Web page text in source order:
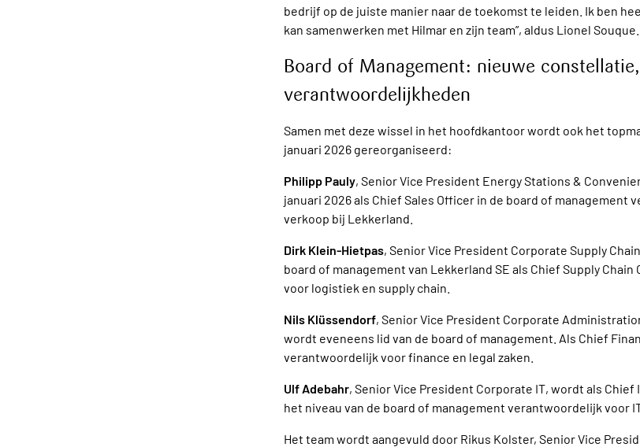
bedrijf op de juiste manier naar de toekomst te leiden. Ik ben
kan samenwerken met Hilmar en zijn team”, aldus Lionel Souque.
Board of Management: nieuwe
verantwoordelijkheden
Samen met deze wissel in het hoofdkantoor wordt ook het
januari 2026 gereorganiseerd:
Philipp Pauly, Senior Vice President Energy Stations &
januari 2026 als Chief Sales Officer in de board of management
verkoop bij Lekkerland.
Dirk Klein-Hietpas, Senior Vice President Corporate Supply
board of management van Lekkerland SE als Chief Supply
voor logistiek en supply chain.
Nils Klüssendorf, Senior Vice President Corporate
wordt eveneens lid van de board of management. Als Chief
verantwoordelijk voor finance en legal zaken.
Ulf Adebahr, Senior Vice President Corporate IT, wordt als
het niveau van de board of management verantwoordelijk voor
Het team wordt aangevuld door Rikus Kolster, Senior Vice